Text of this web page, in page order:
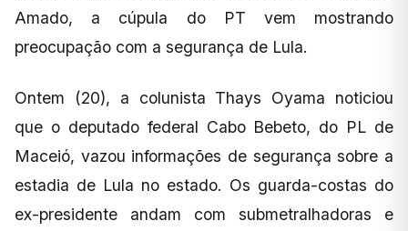
Amado, a cúpula do PT vem mostrando
preocupação com a segurança de Lula.
Ontem (20), a colunista Thays Oyama noticiou
que o deputado federal Cabo Bebeto, do PL de
Maceió, vazou informações de segurança sobre a
estadia de Lula no estado. Os guarda-costas do
ex-presidente andam com submetralhadoras e